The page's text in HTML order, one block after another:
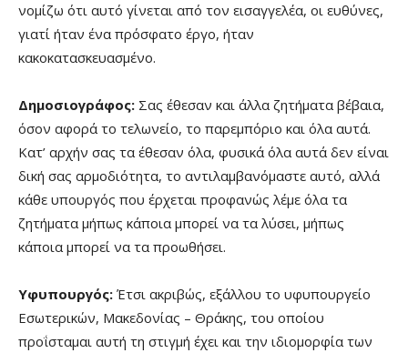
νομίζω ότι αυτό γίνεται από τον εισαγγελέα, οι ευθύνες,
γιατί ήταν ένα πρόσφατο έργο, ήταν
κακοκατασκευασμένο.
Δημοσιογράφος: Σας έθεσαν και άλλα ζητήματα βέβαια,
όσον αφορά το τελωνείο, το παρεμπόριο και όλα αυτά.
Κατ’ αρχήν σας τα έθεσαν όλα, φυσικά όλα αυτά δεν είναι
δική σας αρμοδιότητα, το αντιλαμβανόμαστε αυτό, αλλά
κάθε υπουργός που έρχεται προφανώς λέμε όλα τα
ζητήματα μήπως κάποια μπορεί να τα λύσει, μήπως
κάποια μπορεί να τα προωθήσει.
Υφυπουργός: Έτσι ακριβώς, εξάλλου το υφυπουργείο
Εσωτερικών, Μακεδονίας – Θράκης, του οποίου
προΐσταμαι αυτή τη στιγμή έχει και την ιδιομορφία των